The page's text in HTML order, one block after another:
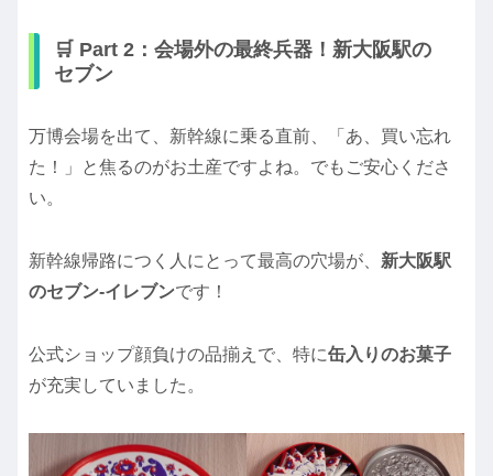
🛒 Part 2：会場外の最終兵器！新大阪駅の
セブン
万博会場を出て、新幹線に乗る直前、「あ、買い忘れ
た！」と焦るのがお土産ですよね。でもご安心くださ
い。
新幹線帰路につく人にとって最高の穴場が、 新大阪駅
のセブン-イレブンです！
公式ショップ顔負けの品揃えで、特に缶入りのお菓子
が充実していました。